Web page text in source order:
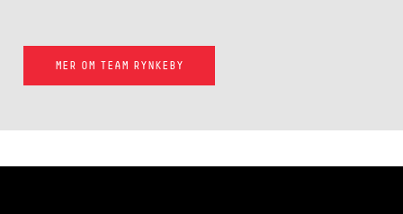
MER OM TEAM RYNKEBY